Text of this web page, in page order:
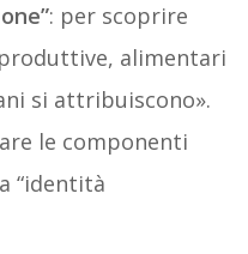
: per scoprire
alimentari
si attribuiscono».
le componenti
“identità